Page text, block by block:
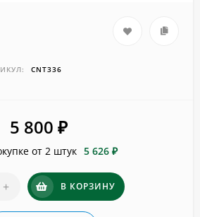
CNT336
5 800 ₽
от 2 штук 5 626 ₽
+ В КОРЗИНУ